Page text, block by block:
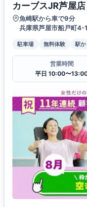
カーブスJR芦屋店
魚崎駅から車で9分
兵庫県芦屋市船戸町4-
駐車場 無料体験 駅
営業時間
平日 10:00〜